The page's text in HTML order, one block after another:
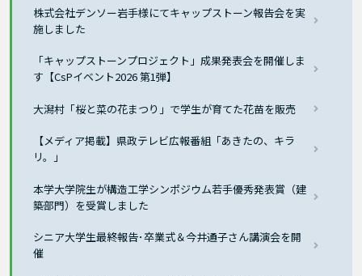
株式会社デンソー岩手様にてキャップストーン報告会を実
施しました
「キャップストーンプロジェクト」成果発表会を開催しま
す【CsPイベント2026 第1弾】
大潟村「桜と菜の花まつり」で学生が育てた花苗を販売
【メディア掲載】県政テレビ広報番組「あきたの、キラ
リ。」
本学大学院生が構造工学シンポジウム若手優秀発表賞（建
築部門）を受賞しました
シニア大学生最終報告･卒業式＆今井通子さん講演会を開
催